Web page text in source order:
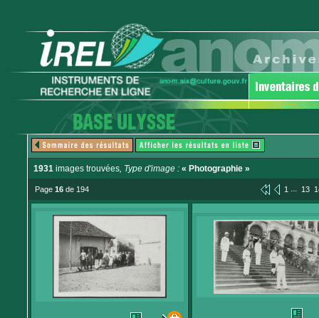
1931 images trouvées, Type d'image : « Photographie »
Page 16 de 194 1 ... 13